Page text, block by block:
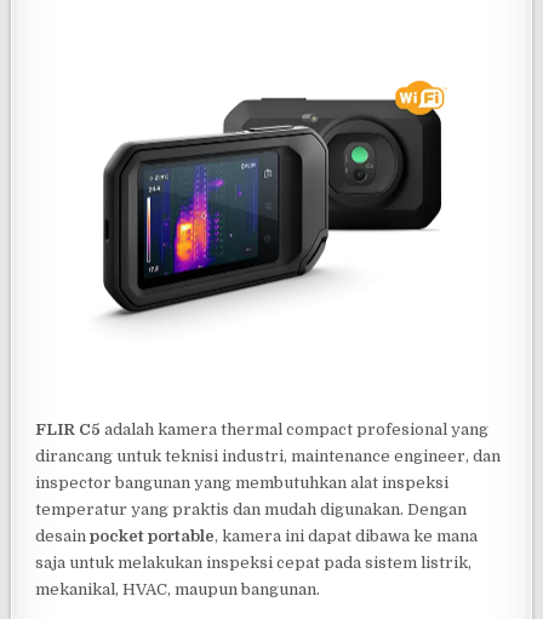
FLIR C5 adalah kamera thermal compact profesional yang
dirancang untuk teknisi industri, maintenance engineer, dan
inspector bangunan yang membutuhkan alat inspeksi
temperatur yang praktis dan mudah digunakan. Dengan
desainpocket portable, kamera ini dapat dibawa ke mana
saja untuk melakukan inspeksi cepat pada sistem listrik,
mekanikal, HVAC, maupun bangunan.